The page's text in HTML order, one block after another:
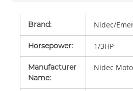
Brand: Nidec/
Horsepower: 1/3HP
Manufacturer
Name:
Nidec